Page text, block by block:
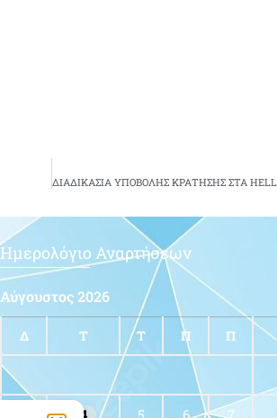
Ημερολόγιο Αναρτήσεων
Αύγουστος 2026
Δ Τ Τ Π Π
4 5 6 7